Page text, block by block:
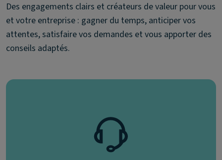
Des engagements clairs et créateurs de valeur pour vous
et votre entreprise : gagner du temps, anticiper vos
attentes, satisfaire vos demandes et vous apporter des
conseils adaptés.